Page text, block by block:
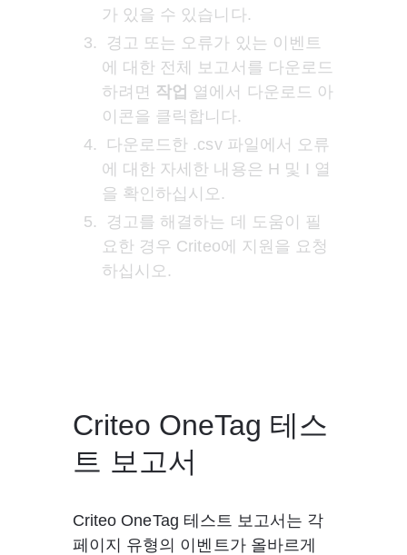
가 있을 수 있습니다.
에 대한 전체 보고서를 다운로드
하려면 작업 열에서 다운로드 아
이콘을 클릭합니다.
에 대한 자세한 내용은 H 및 I 열
을 확인하십시오.
요한 경우 Criteo에 지원을 요청
하십시오.
Criteo OneTag 테스
트 보고서
Criteo OneTag 테스트 보고서는 각
페이지 유형의 이벤트가 올바르게